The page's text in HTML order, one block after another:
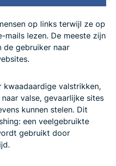
op links terwijl ze op
mails lezen. De meeste zijn
de gebruiker naar
kwaadaardige valstrikken,
valse, gevaarlijke sites
kunnen stelen. Dit
een veelgebruikte
gebruikt door